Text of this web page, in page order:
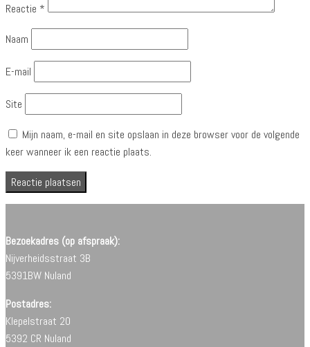
Reactie *
Naam
E-mail
Site
Mijn naam, e-mail en site opslaan in deze browser voor de volgende
keer wanneer ik een reactie plaats.
Bezoekadres (op afspraak):
Nijverheidsstraat 3B
5391BW Nuland
Postadres:
Klepelstraat 20
5392 CR Nuland